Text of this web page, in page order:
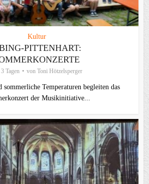
Kultur
PITTENHART:
Tagen von Toni Hötzelsperger
sommerliche Temperaturen begleiten das
der Musikinitiative...